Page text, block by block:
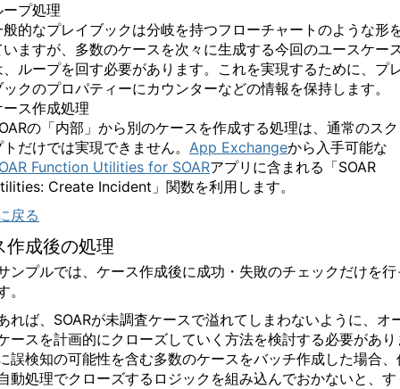
ープ処理
般的なプレイブックは分岐を持つフローチャートのような形
いますが、多数のケースを次々に生成する今回のユースケー
、ループを回す必要があります。これを実現するために、プ
ックのプロパティーにカウンターなどの情報を保持します。
ース作成処理
の「内部」から別のケースを作成する処理は、通常のス
だけでは実現できません。 App Exchangeから入手可能な
Function Utilities for SOARアプリに含まれる「SOAR
Create Incident 」関数を利用します。
戻る
作成後の処理
ンプルでは、ケース作成後に成功・失敗のチェックだけを行
。
れば、 SOARが未調査ケースで溢れてしまわないように、オ
ースを計画的にクローズしていく方法を検討する必要があり
誤検知の可能性を含む多数のケースをバッチ作成した場合、
動処理でクローズするロジックを組み込んでおかないと、す